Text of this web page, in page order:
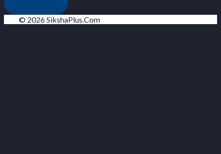
© 2026 SikshaPlus.Com